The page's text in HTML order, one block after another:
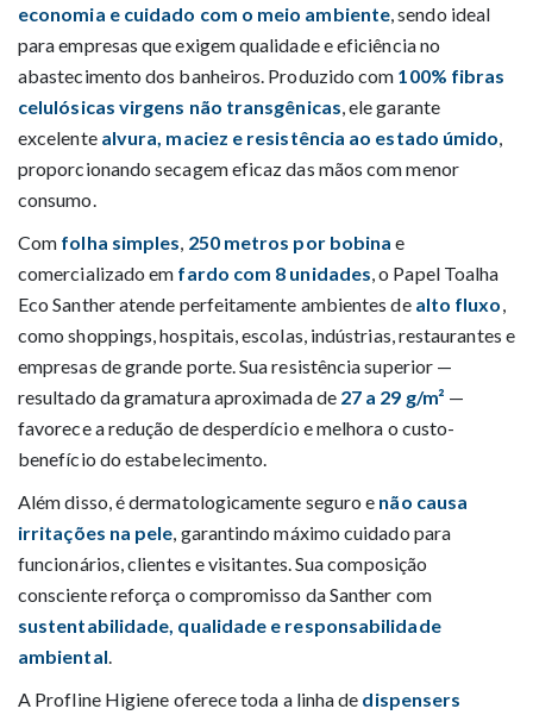
economia e cuidado com o meio ambiente , sendo ideal
para empresas que exigem qualidade e eficiência no
abastecimento dos banheiros. Produzido com 100% fibras
celulósicas virgens não transgênicas , ele garante
excelente alvura, maciez e resistência ao estado úmido
proporcionando secagem eficaz das mãos com menor
consumo.
Com folha simples 250 metros por bobina e
comercializado em fardo com 8 unidades , o Papel Toalha
Eco Santher atende perfeitamente ambientes de alto fluxo
como shoppings, hospitais, escolas, indústrias, restaurantes e
empresas de grande porte. Sua resistência superior —
resultado da gramatura aproximada de 27 a 29 g/m² —
favorece a redução de desperdício e melhora o custo-
benefício do estabelecimento.
Além disso, é dermatologicamente seguro e não causa
irritações na pele , garantindo máximo cuidado para
funcionários, clientes e visitantes. Sua composição
consciente reforça o compromisso da Santher com
sustentabilidade, qualidade e responsabilidade
ambiental
A Profline Higiene oferece toda a linha de dispensers